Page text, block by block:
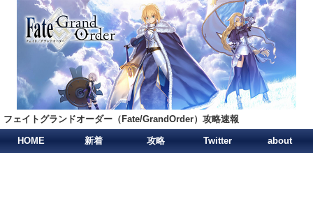
フェイトグランドオーダー（Fate/GrandOrder）攻略速報
HOME 新着 攻略 Twitter about